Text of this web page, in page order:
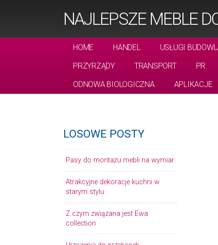
NAJLEPSZE MEBLE
HOME HANDEL
USŁUGI
PRZYRZĄDY
TRANSPORT
PR
ODNOWA BIOLOGICZNA
APLIKACJE
LOSOWE POSTY
Pasy do montażu mebli na wymiar
Atrakcyjne dekoracje kuchni w
starym stylu
Z czym związana jest Ewa
collection